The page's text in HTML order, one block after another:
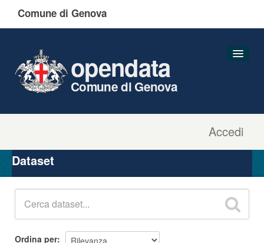
Comune di Genova
Accedi
opendata
Comune di Genova
Organizzazioni
Gruppi
Dataset
Ordina per